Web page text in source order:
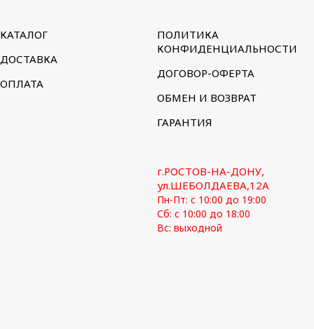
КАТАЛОГ
ДОСТАВКА
ОПЛАТА
ПОЛИТИКА
КОНФИДЕНЦИАЛЬНОСТИ
ДОГОВОР-ОФЕРТА
ОБМЕН И ВОЗВРАТ
ГАРАНТИЯ
г.РОСТОВ-НА-ДОНУ,
ул.ШЕБОЛДАЕВА,12А
Пн-Пт: с 10:00 до 19:00
Сб: с 10:00 до 18:00
Вс: выходной